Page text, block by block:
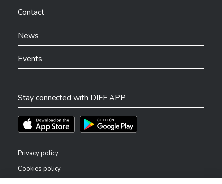
Contact
News
Events
Stay connected with DIFF APP
Téléchargez l'app sur l'App StoreTéléchargez l'app sur Play Store
Privacy policy
Cookies policy